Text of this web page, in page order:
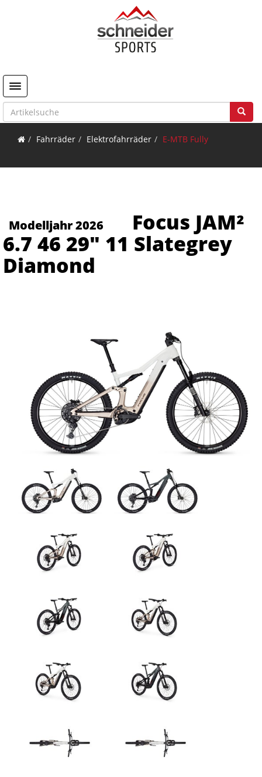
Toggle navigation
Fahrräder Elektrofahrräder E-MTB Fully
Modelljahr 2026
Focus JAM²
6.7 46 29" 11 Slategrey
Diamond